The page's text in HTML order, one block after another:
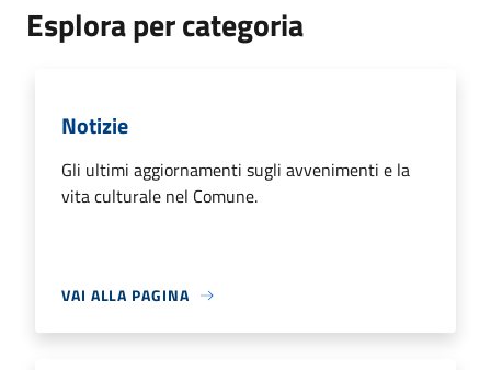
Esplora per categoria
Notizie
Gli ultimi aggiornamenti sugli avvenimenti e la
vita culturale nel Comune.
VAI ALLA PAGINA